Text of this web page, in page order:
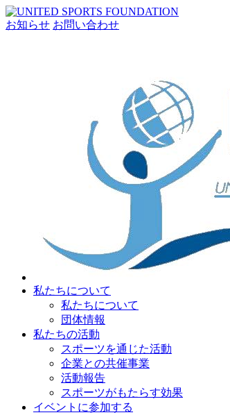
お知らせ お問い合わせ
私たちについて
私たちについて
団体情報
私たちの活動
スポーツを通じた活動
企業との共催事業
活動報告
スポーツがもたらす効果
イベントに参加する